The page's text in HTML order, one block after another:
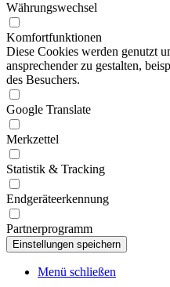
Währungswechsel
Komfortfunktionen
Diese Cookies werden genutzt
ansprechender zu gestalten,
des Besuchers.
Google Translate
Merkzettel
Statistik & Tracking
Endgeräteerkennung
Partnerprogramm
Menü schließen